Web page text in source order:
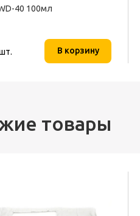
40 100мл
В корзину
товары